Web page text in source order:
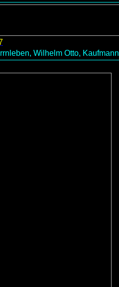
Wilhelm Otto, Kaufmann